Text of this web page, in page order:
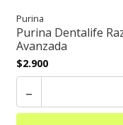
Purina
Purina Dentalife
Avanzada
$2.900
-